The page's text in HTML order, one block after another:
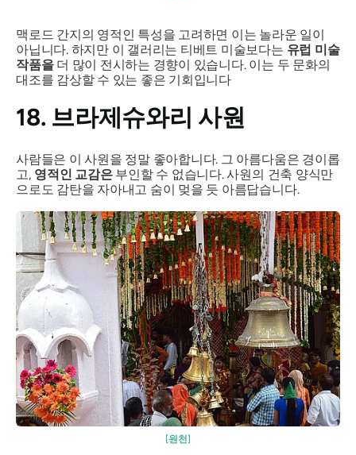
맥로드 간지의 영적인 특성을 고려하면 이는 놀라운 일이
아닙니다. 하지만 이 갤러리는 티베트 미술보다는 유럽 미술
작품을더 많이 전시하는 경향이 있습니다. 이는 두 문화의
대조를 감상할 수 있는 좋은 기회입니다
18. 브라제슈와리 사원
사람들은 이 사원을 정말 좋아합니다. 그 아름다움은 경이롭
고, 영적인 교감은부인할 수 없습니다. 사원의 건축 양식만
으로도 감탄을 자아내고 숨이 멎을 듯 아름답습니다.
[원천]